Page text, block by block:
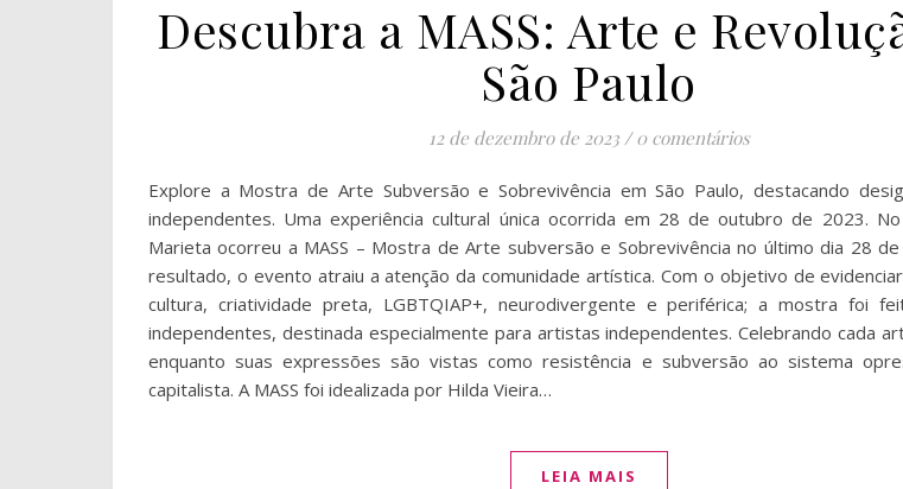
Descubra a MASS: Arte e
São Paulo
12 de dezembro de 2023 / 0 comentários
Explore a Mostra de Arte Subversão e Sobrevivência em São Paulo, destacando
independentes. Uma experiência cultural única ocorrida em 28 de outubro de 2023.
Marieta ocorreu a MASS – Mostra de Arte subversão e Sobrevivência no último dia 28
resultado, o evento atraiu a atenção da comunidade artística. Com o objetivo de
cultura, criatividade preta, LGBTQIAP+, neurodivergente e periférica; a mostra foi
independentes, destinada especialmente para artistas independentes. Celebrando cada
enquanto suas expressões são vistas como resistência e subversão ao sistema
capitalista. A MASS foi idealizada por Hilda Vieira…
LEIA MAIS